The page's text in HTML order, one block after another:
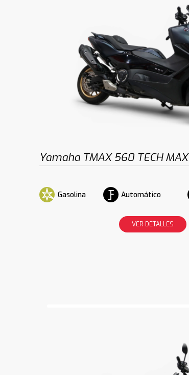
Yamaha TMAX 560 TECH MAX
Gasolina Automático
VER DETALLES